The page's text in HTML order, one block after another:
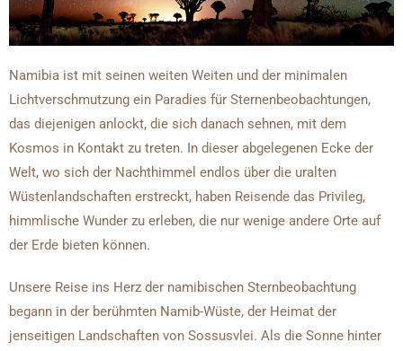
Namibia ist mit seinen weiten Weiten und der minimalen
Lichtverschmutzung ein Paradies für Sternenbeobachtungen,
das diejenigen anlockt, die sich danach sehnen, mit dem
Kosmos in Kontakt zu treten. In dieser abgelegenen Ecke der
Welt, wo sich der Nachthimmel endlos über die uralten
Wüstenlandschaften erstreckt, haben Reisende das Privileg,
himmlische Wunder zu erleben, die nur wenige andere Orte auf
der Erde bieten können.
Unsere Reise ins Herz der namibischen Sternbeobachtung
begann in der berühmten Namib-Wüste, der Heimat der
jenseitigen Landschaften von Sossusvlei. Als die Sonne hinter